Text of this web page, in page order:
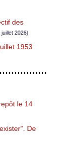
des
2026)
1953
le 14
De